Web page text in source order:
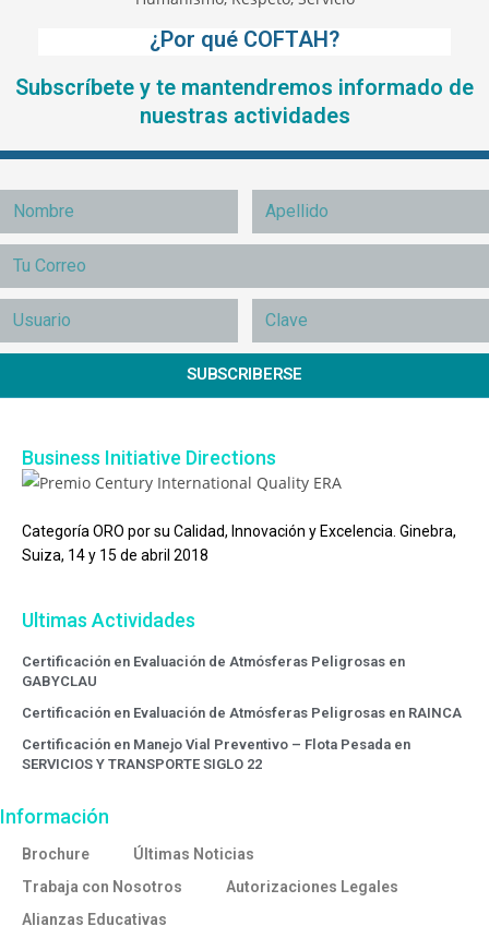
¿Por qué COFTAH?
Subscríbete y te mantendremos informado de
nuestras actividades
SUBSCRIBERSE
Business Initiative Directions
Categoría ORO por su Calidad, Innovación y Excelencia. Ginebra,
Suiza, 14 y 15 de abril 2018
Ultimas Actividades
Certificación en Evaluación de Atmósferas Peligrosas en
GABYCLAU
Certificación en Evaluación de Atmósferas Peligrosas en RAINCA
Certificación en Manejo Vial Preventivo – Flota Pesada en
SERVICIOS Y TRANSPORTE SIGLO 22
Información
Brochure
Últimas Noticias
Trabaja con Nosotros
Autorizaciones Legales
Alianzas Educativas